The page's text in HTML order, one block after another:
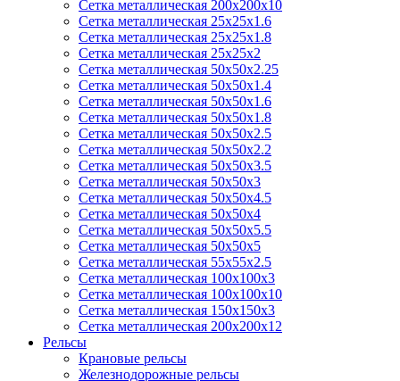
Сетка металлическая 200х200х10
Сетка металлическая 25х25х1.6
Сетка металлическая 25х25х1.8
Сетка металлическая 25х25х2
Сетка металлическая 50х50х2.25
Сетка металлическая 50х50х1.4
Сетка металлическая 50х50х1.6
Сетка металлическая 50х50х1.8
Сетка металлическая 50х50х2.5
Сетка металлическая 50х50х2.2
Сетка металлическая 50х50х3.5
Сетка металлическая 50х50х3
Сетка металлическая 50х50х4.5
Сетка металлическая 50х50х4
Сетка металлическая 50х50х5.5
Сетка металлическая 50х50х5
Сетка металлическая 55х55х2.5
Сетка металлическая 100х100х3
Сетка металлическая 100х100х10
Сетка металлическая 150х150х3
Сетка металлическая 200х200х12
Рельсы
Крановые рельсы
Железнодорожные рельсы